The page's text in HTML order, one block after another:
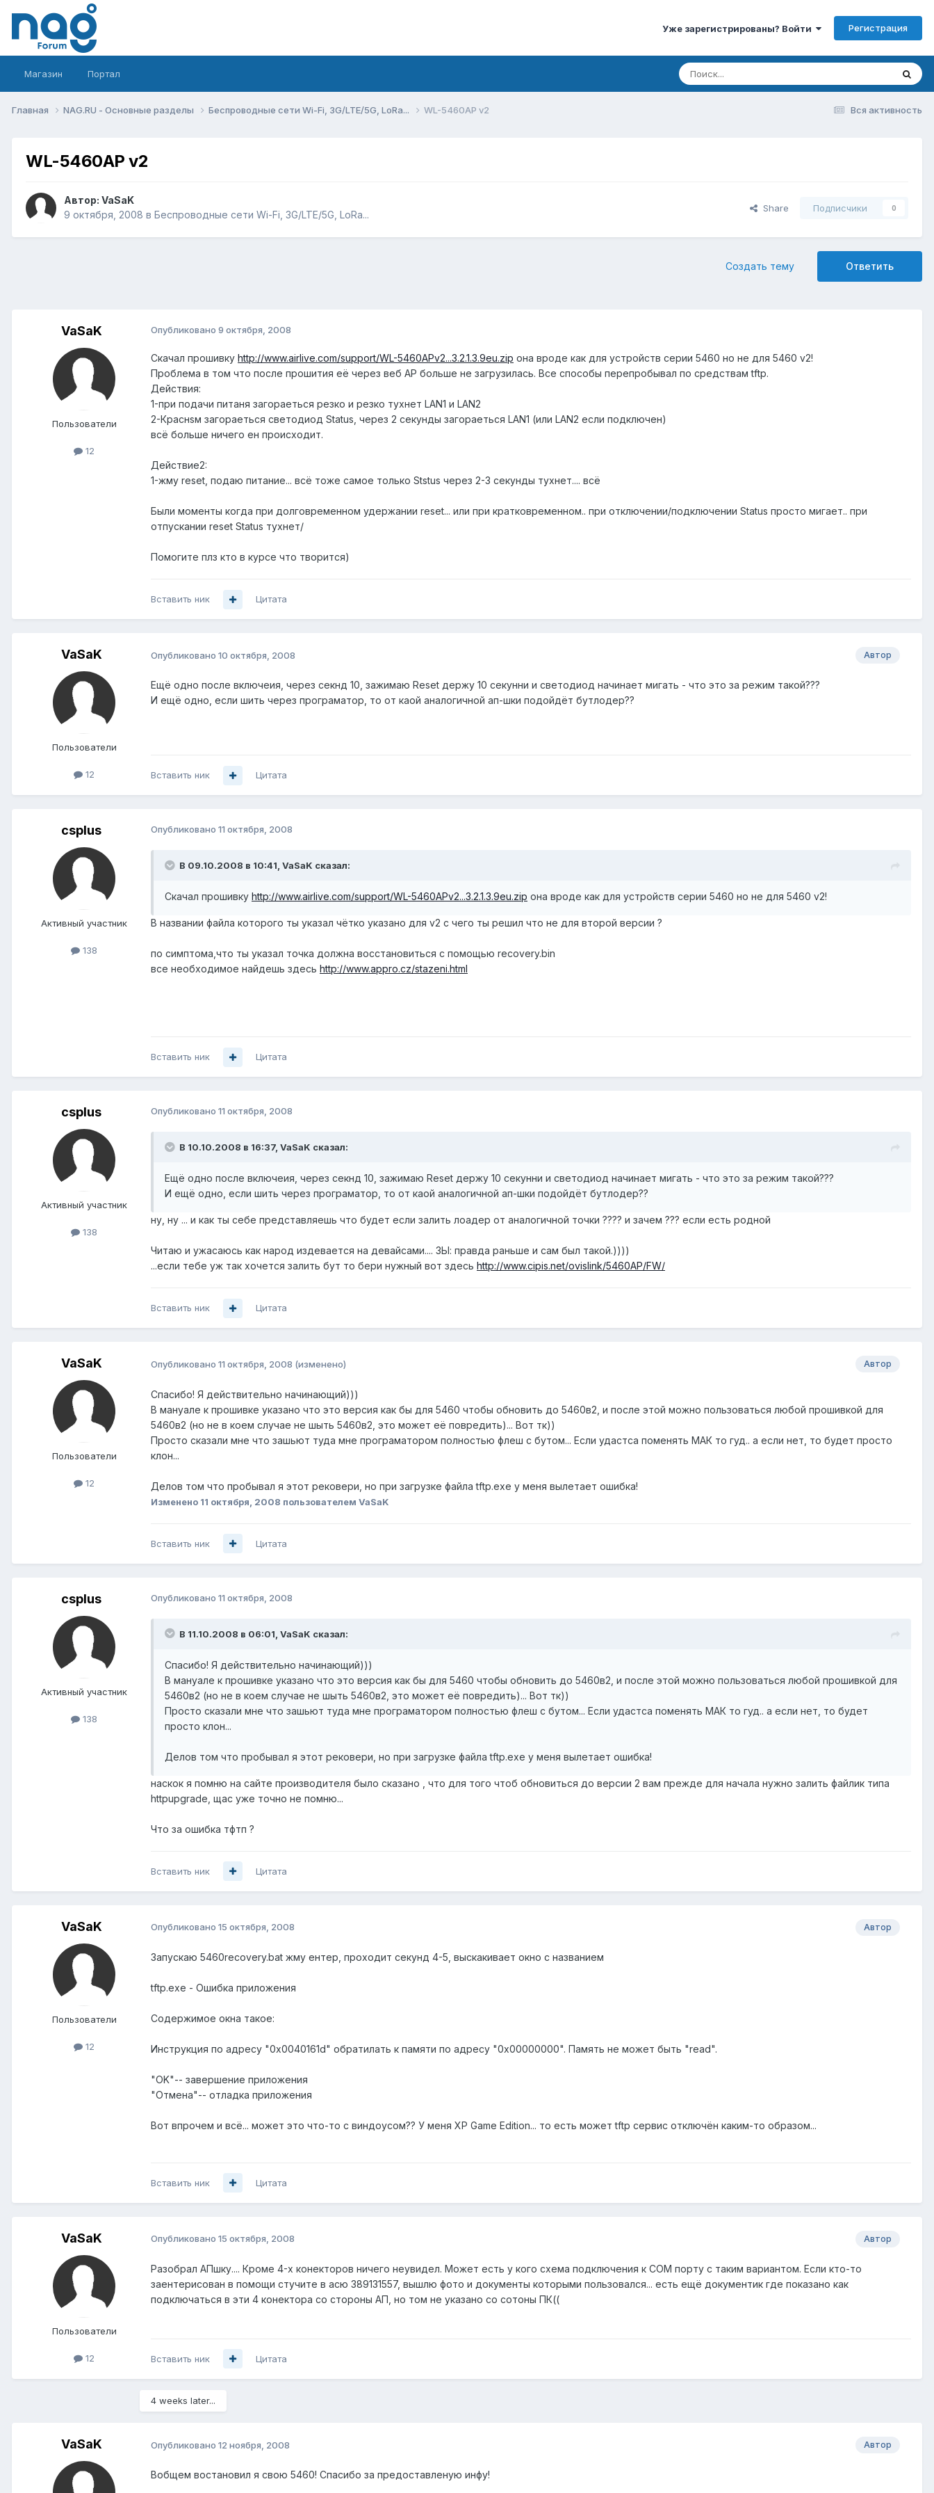
Уже зарегистрированы? Войти Регистрация
Магазин Портал
Вся активность
Главная NAG.RU - Основные разделы Беспроводные сети Wi-Fi, 3G/LTE/5G, LoRa... WL-5460AP v2
WL-5460AP v2
Автор: VaSaK
9 октября, 2008 в Беспроводные сети Wi-Fi, 3G/LTE/5G, LoRa...
Share Подписчики 0
Ответить
Создать тему
VaSaK
Пользователи
12
Опубликовано 9 октября, 2008
Скачал прошивку http://www.airlive.com/support/WL-5460APv2...3.2.1.3.9eu.zip она вроде как для устройств серии 5460 но не для 5460 v2!
Проблема в том что после прошития её через веб AP больше не загрузилась. Все способы перепробывал по средствам tftp.
Действия:
1-при подачи питаня загораеться резко и резко тухнет LAN1 и LAN2
2-Краснsм загораеться светодиод Status, через 2 секунды загораеться LAN1 (или LAN2 если подключен)
всё больше ничего ен происходит.
Действие2:
1-жму reset, подаю питание... всё тоже самое только Ststus через 2-3 секунды тухнет.... всё
Были моменты когда при долговременном удержании reset... или при кратковременном.. при отключении/подключении Status просто мигает.. при
отпускании reset Status тухнет/
Помогите плз кто в курсе что творится)
Вставить ник Цитата
VaSaK
Пользователи
12
Автор
Опубликовано 10 октября, 2008
Ещё одно после включеия, через секнд 10, зажимаю Reset держу 10 секунни и светодиод начинает мигать - что это за режим такой???
И ещё одно, если шить через програматор, то от каой аналогичной ап-шки подойдёт бутлодер??
Вставить ник Цитата
csplus
Активный участник
138
Опубликовано 11 октября, 2008
В 09.10.2008 в 10:41, VaSaK сказал:
Скачал прошивку http://www.airlive.com/support/WL-5460APv2...3.2.1.3.9eu.zip она вроде как для устройств серии 5460 но не для 5460 v2!
В названии файла которого ты указал чётко указано для v2 с чего ты решил что не для второй версии ?
по симптома,что ты указал точка должна восстановиться с помощью recovery.bin
все необходимое найдешь здесь http://www.appro.cz/stazeni.html
Вставить ник Цитата
csplus
Активный участник
138
Опубликовано 11 октября, 2008
В 10.10.2008 в 16:37, VaSaK сказал:
Ещё одно после включеия, через секнд 10, зажимаю Reset держу 10 секунни и светодиод начинает мигать - что это за режим такой???
И ещё одно, если шить через програматор, то от каой аналогичной ап-шки подойдёт бутлодер??
ну, ну ... и как ты себе представляешь что будет если залить лоадер от аналогичной точки ???? и зачем ??? если есть родной
Читаю и ужасаюсь как народ издевается на девайсами.... ЗЫ: правда раньше и сам был такой.))))
...если тебе уж так хочется залить бут то бери нужный вот здесь http://www.cipis.net/ovislink/5460AP/FW/
Вставить ник Цитата
VaSaK
Пользователи
12
Автор
Опубликовано 11 октября, 2008 (изменено)
Спасибо! Я действительно начинающий)))
В мануале к прошивке указано что это версия как бы для 5460 чтобы обновить до 5460в2, и после этой можно пользоваться любой прошивкой для
5460в2 (но не в коем случае не шыть 5460в2, это может её повредить)... Вот тк))
Просто сказали мне что зашьют туда мне програматором полностью флеш с бутом... Если удастса поменять МАК то гуд.. а если нет, то будет просто
клон...
Делов том что пробывал я этот рековери, но при загрузке файла tftp.exe у меня вылетает ошибка!
Изменено 11 октября, 2008 пользователем VaSaK
Вставить ник Цитата
csplus
Активный участник
138
Опубликовано 11 октября, 2008
В 11.10.2008 в 06:01, VaSaK сказал:
Спасибо! Я действительно начинающий)))
В мануале к прошивке указано что это версия как бы для 5460 чтобы обновить до 5460в2, и после этой можно пользоваться любой прошивкой для
5460в2 (но не в коем случае не шыть 5460в2, это может её повредить)... Вот тк))
Просто сказали мне что зашьют туда мне програматором полностью флеш с бутом... Если удастса поменять МАК то гуд.. а если нет, то будет
просто клон...
Делов том что пробывал я этот рековери, но при загрузке файла tftp.exe у меня вылетает ошибка!
наскок я помню на сайте производителя было сказано , что для того чтоб обновиться до версии 2 вам прежде для начала нужно залить файлик типа
httpupgrade, щас уже точно не помню...
Что за ошибка тфтп ?
Вставить ник Цитата
VaSaK
Пользователи
12
Автор
Опубликовано 15 октября, 2008
Запускаю 5460recovery.bat жму ентер, проходит секунд 4-5, выскакивает окно с названием
tftp.exe - Ошибка приложения
Содержимое окна такое:
Инструкция по адресу "0х0040161d" обратилать к памяти по адресу "0х00000000". Память не может быть "read".
"OK"-- завершение приложения
"Отмена"-- отладка приложения
Вот впрочем и всё... может это что-то с виндоусом?? У меня XP Game Edition... то есть может tftp сервис отключён каким-то образом...
Вставить ник Цитата
VaSaK
Пользователи
12
Автор
Опубликовано 15 октября, 2008
Разобрал АПшку.... Кроме 4-х конекторов ничего неувидел. Может есть у кого схема подключения к COM порту с таким вариантом. Если кто-то
заентерисован в помощи стучите в асю 389131557, вышлю фото и документы которыми пользовался... есть ещё документик где показано как
подключаться в эти 4 конектора со стороны АП, но том не указано со сотоны ПК((
Вставить ник Цитата
4 weeks later...
VaSaK Автор
Опубликовано 12 ноября, 2008
Вобщем востановил я свою 5460! Спасибо за предоставленую инфу!